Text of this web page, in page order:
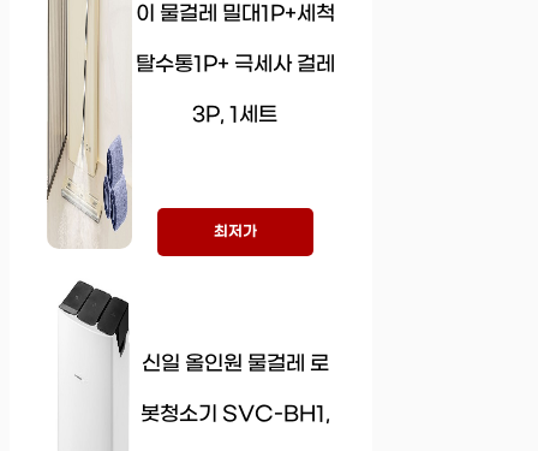
이 물걸레 밀대1P+세척
탈수통1P+ 극세사 걸레
3P, 1세트
최저가
신일 올인원 물걸레 로
봇청소기 SVC-BH1,